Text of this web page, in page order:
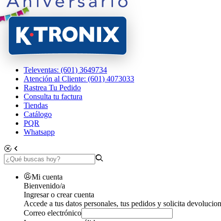
Televentas: (601) 3649734
Atención al Cliente: (601) 4073033
Rastrea Tu Pedido
Consulta tu factura
Tiendas
Catálogo
PQR
Whatsapp
Mi cuenta
Bienvenido/a
Ingresar o crear cuenta
Accede a tus datos personales, tus pedidos y solicita
Correo electrónico